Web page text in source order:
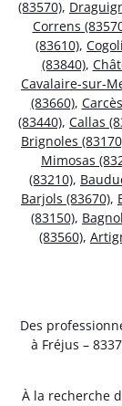
(83570),
Correns
(83610),
(83840),
Cavalaire-sur-
(83660),
(83440), Callas
Brignoles
Mimosas
(83210),
Barjols (83670),
(83150),
(83560),
Des
à Fréjus –
À la recherche